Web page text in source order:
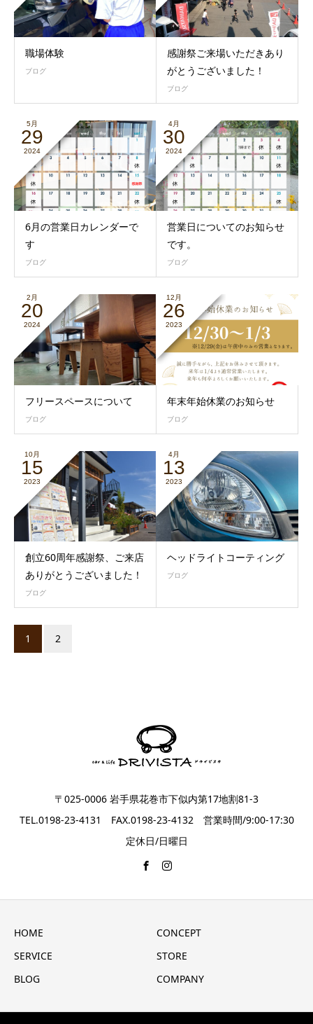
職場体験
ブログ
感謝祭ご来場いただきあり
がとうございました！
ブログ
5月
29
2024
6月の営業日カレンダーで
す
ブログ
4月
30
2024
営業日についてのお知らせ
です。
ブログ
2月
20
2024
フリースペースについて
ブログ
12月
26
2023
年末年始休業のお知らせ
ブログ
10月
15
2023
創立60周年感謝祭、ご来店
ありがとうございました！
ブログ
4月
13
2023
ヘッドライトコーティング
ブログ
1 2
〒025-0006 岩手県花巻市下似内第17地割81-3
TEL.0198-23-4131 FAX.0198-23-4132 営業時間/9:00-17:30
定休日/日曜日
HOME
CONCEPT
SERVICE
STORE
BLOG
COMPANY